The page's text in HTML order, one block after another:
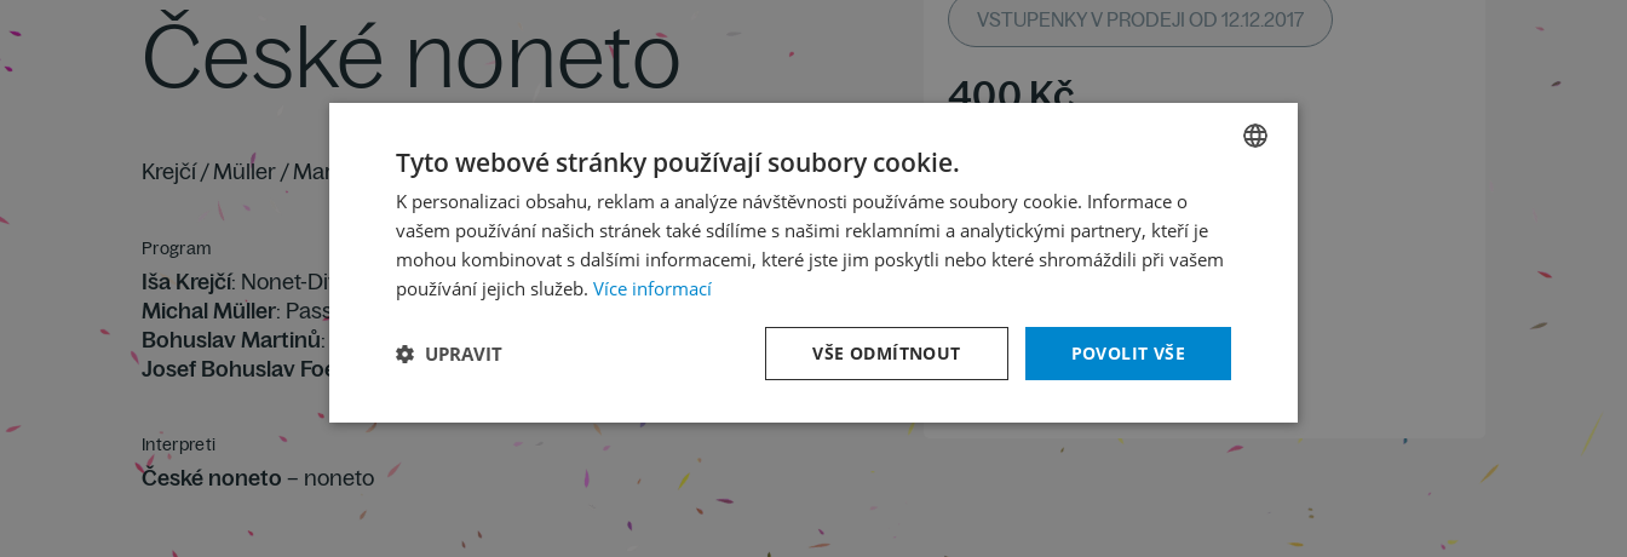
České noneto
Krejčí / Müller / Martinů / Foerster
Program
Iša Krejčí: Nonet-Divertimento
Michal Müller: Passacaglia 1918 (světová premiéra)
Bohuslav Martinů: Nonet č. 2 H 374
Josef Bohuslav Foerster
: Nonet: variace o dvou tématech op. 147
Interpreti
České noneto – noneto
VSTUPENKY V PRODEJI OD 12.12.2017
400Kč
20
Neděle 14.00
Sál České národní banky
Předpokládaný konec 15.10
ENGLISH
Tyto webové stránky používají soubory cookie.
K personalizaci obsahu, reklam a analýze návštěvnosti používáme soubory cookie. Informace o
vašem používání našich stránek také sdílíme s našimi reklamními a analytickými partnery, kteří je
mohou kombinovat s dalšími informacemi, které jste jim poskytli nebo které shromáždili při vašem
používání jejich služeb. Více informací
POVOLIT VŠE
VŠE ODMÍTNOUT
UPRAVIT